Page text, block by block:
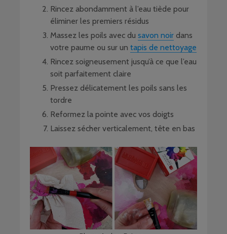
Rincez abondamment à l’eau tiède pour
éliminer les premiers résidus
Massez les poils avec du savon noir dans
votre paume ou sur un tapis de nettoyage
Rincez soigneusement jusqu’à ce que l’eau
soit parfaitement claire
Pressez délicatement les poils sans les
tordre
Reformez la pointe avec vos doigts
Laissez sécher verticalement, tête en bas